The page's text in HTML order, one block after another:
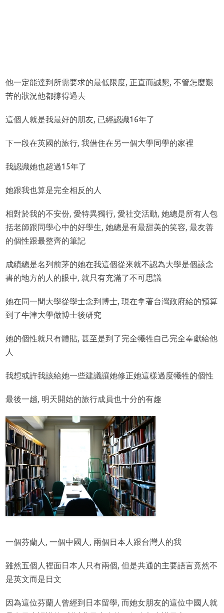
他一定能達到所需要求的最低限度, 正直而誠懇, 不管怎麼艱
苦的狀況他都撐得過去
這個人就是我最好的朋友, 已經認識16年了
下一段在英國的旅行, 我借住在另一個大學同學的家裡
我認識她也超過15年了
她跟我也算是完全相反的人
相對於我的不安份, 愛特異獨行, 愛社交活動, 她總是所有人包
括老師跟同學心中的好學生, 她總是有最甜美的笑容, 最友善
的個性跟最整齊的筆記
成績總是名列前茅的她在我這個從來就不認為大學是個該念
書的地方的人的眼中, 就只有充滿了不可思議
她在同一間大學從學士念到博士, 現在拿著台灣政府給的預算
到了牛津大學做博士後研究
她的個性就只有體貼, 甚至是到了完全犧牲自己完全奉獻給他
人
我想或許我該給她一些建議讓她修正她這樣過度犧牲的個性
最後一趟, 明天開始的旅行成員也十分的有趣
一個芬蘭人, 一個中國人, 兩個日本人跟台灣人的我
雖然五個人裡面日本人只有兩個, 但是共通的主要語言竟然不
是英文而是日文
因為這位芬蘭人曾經到日本留學, 而她女朋友的這位中國人就